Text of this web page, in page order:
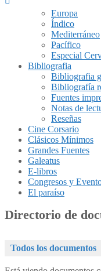
Europa
Índico
Mediterráneo
Pacífico
Especial
Bibliografia
Bibliografia
Bibliografía
Fuentes
Notas de
Reseñas
Cine Corsario
Clásicos Mínimos
Grandes Fuentes
Galeatus
E-libros
Congresos y
El paraíso
Directorio de
Todos los documentos